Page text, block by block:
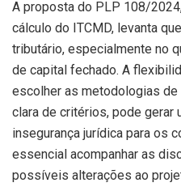
A proposta do PLP 108/
cálculo do ITCMD, levanta
tributário, especialmente no
de capital fechado. A
escolher as metodologias de
clara de critérios, pode gerar
insegurança jurídica para os
essencial acompanhar as
possíveis alterações ao